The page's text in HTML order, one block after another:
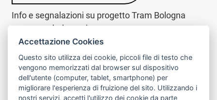
Info e segnalazioni su progetto Tram Bologna
www.trambologna.it
trova infopoint sulla mappa interattiva
Trova l'infopoint
più vicino
telefona al call center
Chiama il call
center
800078611
Accettazione Cookies
Questo sito utilizza dei cookie, piccoli file di testo che
vengono memorizzati dal browser sul dispositivo
dell'utente (computer, tablet, smartphone) per
migliorare l'esperienza di fruizione del sito. Utilizzando i
nostri servizi, accetti l'utilizzo dei cookie da parte